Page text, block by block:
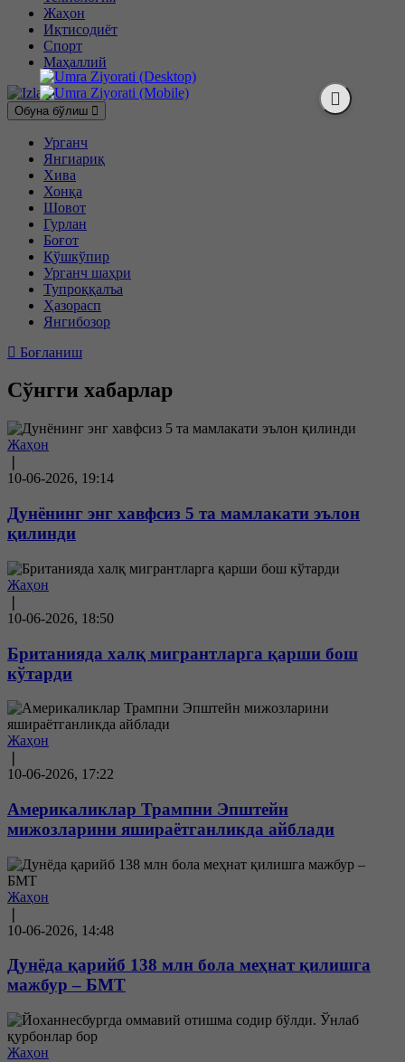
Жаҳон
Иқтисодиёт
Спорт
Маҳаллий
Обуна бўлиш
Урганч
Янгиариқ
Хива
Хонқа
Шовот
Гурлан
Боғот
Қўшкўпир
Урганч шаҳри
Тупроққалъа
Ҳазорасп
Янгибозор
Боғланиш
Сўнгги хабарлар
Жаҳон
10-06-2026, 19:14
Дунёнинг энг хавфсиз 5 та мамлакати эълон
қилинди
Жаҳон
10-06-2026, 18:50
Британияда халқ мигрантларга қарши бош
кўтарди
Жаҳон
10-06-2026, 17:22
Америкаликлар Трампни Эпштейн
мижозларини яшираётганликда айблади
Жаҳон
10-06-2026, 14:48
Дунёда қарийб 138 млн бола меҳнат қилишга
мажбур – БМТ
Жаҳон